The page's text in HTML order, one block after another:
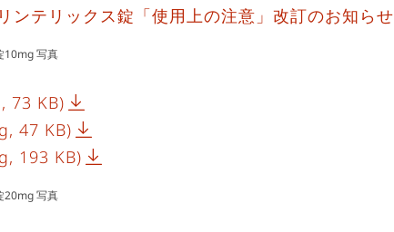
ンテリックス錠「使用上の注意」改訂のお知らせ
10mg 写真
73 KB)
47 KB)
193 KB)
20mg 写真